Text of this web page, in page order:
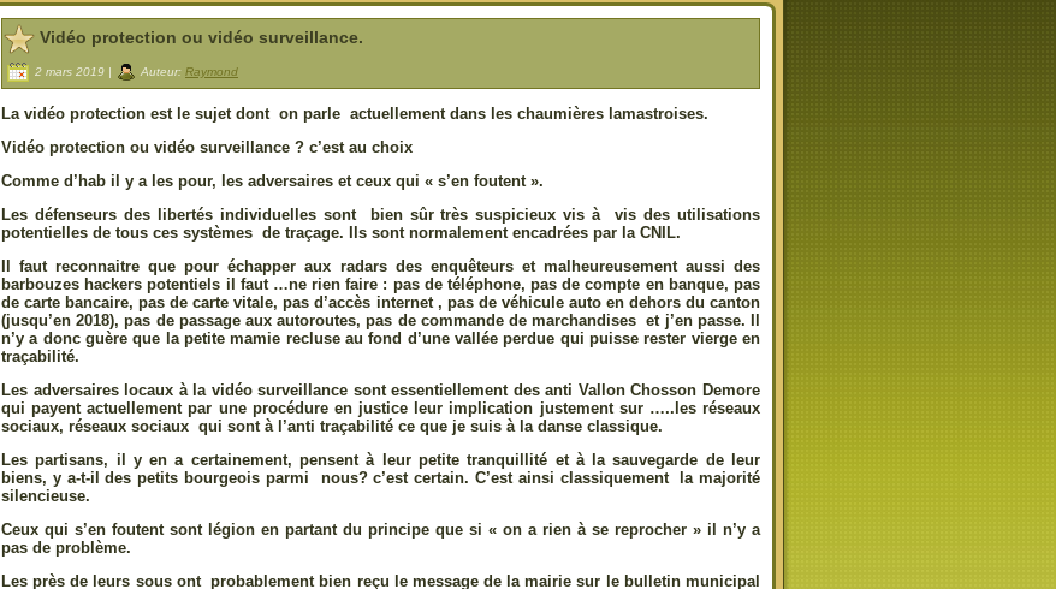
Vidéo protection ou vidéo surveillance.
2 mars 2019 | Auteur: Raymond
La vidéo protection est le sujet dont on parle actuellement dans les chaumières lamastroises.
Vidéo protection ou vidéo surveillance ? c’est au choix
Comme d’hab il y a les pour, les adversaires et ceux qui « s’en foutent ».
Les défenseurs des libertés individuelles sont bien sûr très suspicieux vis à vis des utilisations
potentielles de tous ces systèmes de traçage. Ils sont normalement encadrées par la CNIL.
Il faut reconnaitre que pour échapper aux radars des enquêteurs et malheureusement aussi des
barbouzes hackers potentiels il faut …ne rien faire : pas de téléphone, pas de compte en banque, pas
de carte bancaire, pas de carte vitale, pas d’accès internet , pas de véhicule auto en dehors du canton
(jusqu’en 2018), pas de passage aux autoroutes, pas de commande de marchandises et j’en passe. Il
n’y a donc guère que la petite mamie recluse au fond d’une vallée perdue qui puisse rester vierge en
traçabilité.
Les adversaires locaux à la vidéo surveillance sont essentiellement des anti Vallon Chosson Demore
qui payent actuellement par une procédure en justice leur implication justement sur …..les réseaux
sociaux, réseaux sociaux qui sont à l’anti traçabilité ce que je suis à la danse classique.
Les partisans, il y en a certainement, pensent à leur petite tranquillité et à la sauvegarde de leur
biens, y a-t-il des petits bourgeois parmi nous? c’est certain. C’est ainsi classiquement la majorité
silencieuse.
Ceux qui s’en foutent sont légion en partant du principe que si « on a rien à se reprocher » il n’y a
pas de problème.
Les près de leurs sous ont probablement bien reçu le message de la mairie sur le bulletin municipal